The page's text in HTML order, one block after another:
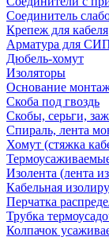
Соединитель
Крепеж для кабеля
Арматура для
Дюбель-хомут
Изоляторы
Основание
Скоба под гвоздь
Скобы, серьги,
Спираль, лента
Хомут (стяжка
Изолента (лента
Кабельная
Перчатка
Трубка
Колпачок